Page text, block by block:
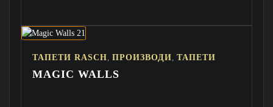
ТАПЕТИ RASCH ПРОИЗВОДИ ТАПЕТИ
MAGIC WALLS